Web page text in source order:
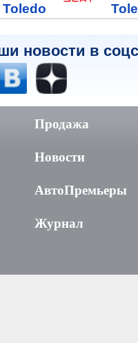
Toledo
новости в
Продажа
Новости
АвтоПремьеры
Журнал